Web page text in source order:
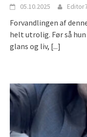
05.10.2025
Forvandlingen af
helt utrolig. Før så
glans og liv, [...]